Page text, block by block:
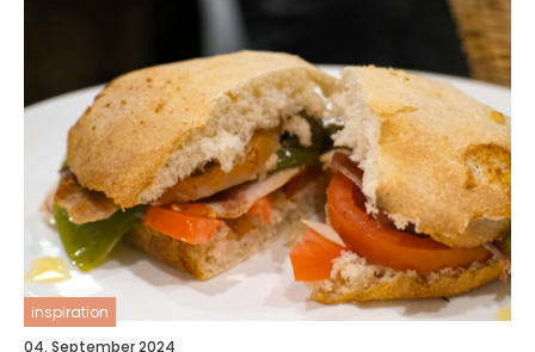
inspiration
04. September 2024